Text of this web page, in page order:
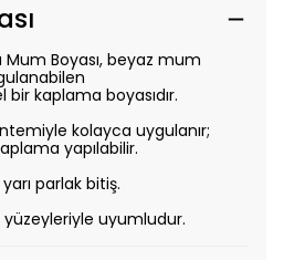
Mum Boyası, beyaz mum
kaplama boyasıdır.
kolayca uygulanır;
yapılabilir.
parlak bitiş.
uyumludur.